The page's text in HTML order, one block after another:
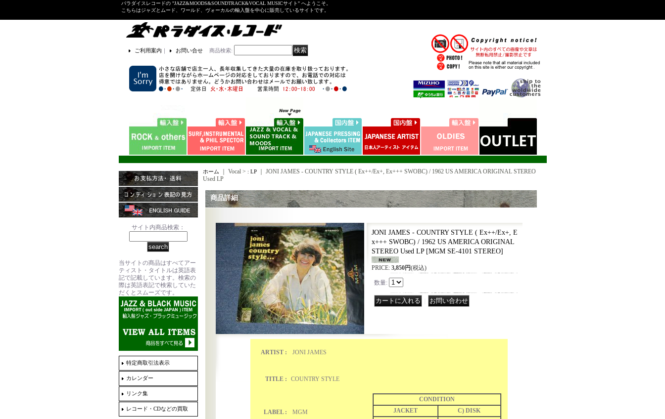
パラダイスレコードの "JAZZ&MOODS&SOUNDTRACK&VOCAL MUSICサイト" へようこそ。
こちらはジャズとムード、ワールド、ヴォーカルの輸入盤を中心に販売しているサイトです。
ご利用案内 ｜ お問い合せ 商品検索:
サイト内商品検索：
当サイトの商品はすべてアー
ティスト・タイトルは英語表
記で記載しています。検索の
際は英語表記で検索していた
だくとスムーズです。
特定商取引法表示
カレンダー
リンク集
レコード・CDなどの買取
ホーム ｜ Vocal > : LP｜ JONI JAMES - COUNTRY STYLE ( Ex++/Ex+, Ex+++ SWOBC) / 1962 US AMERICA ORIGINAL STEREO
Used LP
商品詳細
JONI JAMES - COUNTRY STYLE ( Ex++/Ex+, E
x+++ SWOBC) / 1962 US AMERICA ORIGINAL
STEREO Used LP [MGM SE-4101 STEREO]
PRICE: 3,850円(税込)
数量:
ARTIST : JONI JAMES
TITLE : COUNTRY STYLE
LABEL : MGM
CONDITION
JACKET
C) DISK